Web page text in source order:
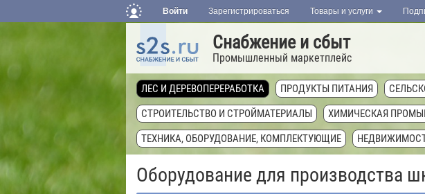
Войти Зарегистрироваться Товары и услуги
Снабжение и сбыт
Промышленный маркетплейс
ЛЕС И ДЕРЕВОПЕРЕРАБОТКА ПРОДУКТЫ ПИТАНИЯ
СТРОИТЕЛЬСТВО И СТРОЙМАТЕРИАЛЫ
ХИМИЧЕСКАЯ
ТЕХНИКА, ОБОРУДОВАНИЕ, КОМПЛЕКТУЮЩИЕ
Оборудование для производства